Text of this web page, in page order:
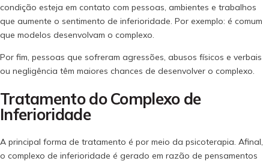
condição esteja em contato com pessoas, ambientes e trabalhos
que aumente o sentimento de inferioridade. Por exemplo: é comum
que modelos desenvolvam o complexo.
Por fim, pessoas que sofreram agressões, abusos físicos e verbais
ou negligência têm maiores chances de desenvolver o complexo.
Tratamento do Complexo de
Inferioridade
A principal forma de tratamento é por meio da psicoterapia. Afinal,
o complexo de inferioridade é gerado em razão de pensamentos